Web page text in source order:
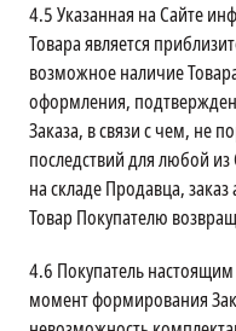
4.5Указанная на Сайте
Товара является
возможное наличие
оформления,
Заказа, в связи с чем, не
последствий для любой из
на складе Продавца, заказ
Товар Покупателю
4.6 Покупатель настоящим
момент формирования